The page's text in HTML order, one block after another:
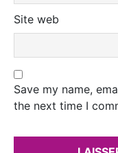
Site web
Save my name,
the next time I